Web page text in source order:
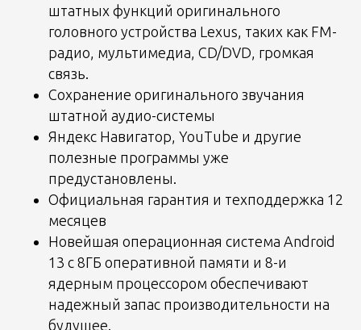
штатных функций оригинального
головного устройства Lexus, таких как FM-
радио, мультимедиа, CD/DVD, громкая
связь.
Сохранение оригинального звучания
штатной аудио-системы
Яндекс Навигатор, YouTube и другие
полезные программы уже
предустановлены.
Официальная гарантия и техподдержка 12
месяцев
Новейшая операционная система Android
13 c 8ГБ оперативной памяти и 8-и
ядерным процессором обеспечивают
надежный запас производительности на
будущее.